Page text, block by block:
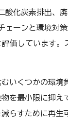
酸化炭素排出、
ェーンと環境対
価しています
いくつかの環境
を最小限に抑え
らすために再生